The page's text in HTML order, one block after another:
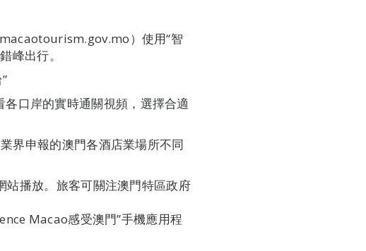
）使用“智
峰出行。
口岸的實時通關視頻，選擇合適
界申報的澳門各酒店業場所不同
站播放。旅客可關注澳門特區政府
Macao感受澳門”手機應用程